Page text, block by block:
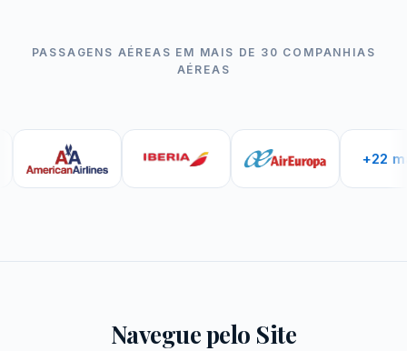
PASSAGENS AÉREAS EM MAIS DE 30 COMPANHIAS
AÉREAS
+22 mais
Navegue pelo Site